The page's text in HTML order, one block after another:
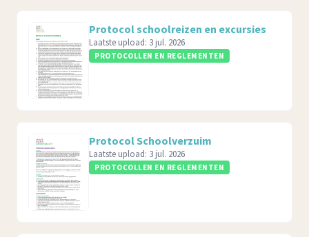
Protocol schoolreizen en excursies
Laatste upload: 3 jul. 2026
PROTOCOLLEN EN REGLEMENTEN
Protocol Schoolverzuim
Laatste upload: 3 jul. 2026
PROTOCOLLEN EN REGLEMENTEN